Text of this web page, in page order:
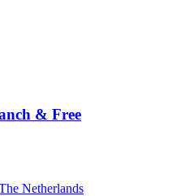
& Free
Netherlands